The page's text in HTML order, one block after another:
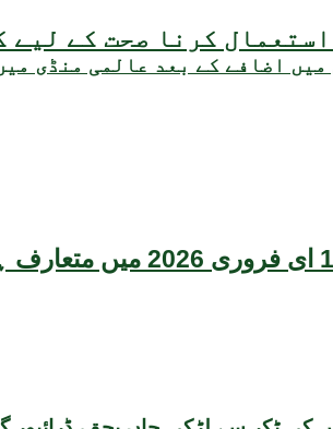
کرنا صحت کے لیے
اضافے کے بعد عالمی منڈی